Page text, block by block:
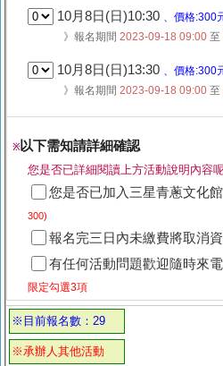
10月8日(日)10:30 、價格:300
》報名期間 2023-09-18 09:00 至
10月8日(日)13:30 、價格:300
》報名期間 2023-09-18 09:00 至
※以下需知請詳細確認
您是否已詳細閱讀上方活動說明內容
您是否已加入三星青蔥文化
300)
報名完三日內未繳費將取消
有任何活動問題歡迎隨時來
限定勾選3項
※目前報名數：29
※承辦人其他活動